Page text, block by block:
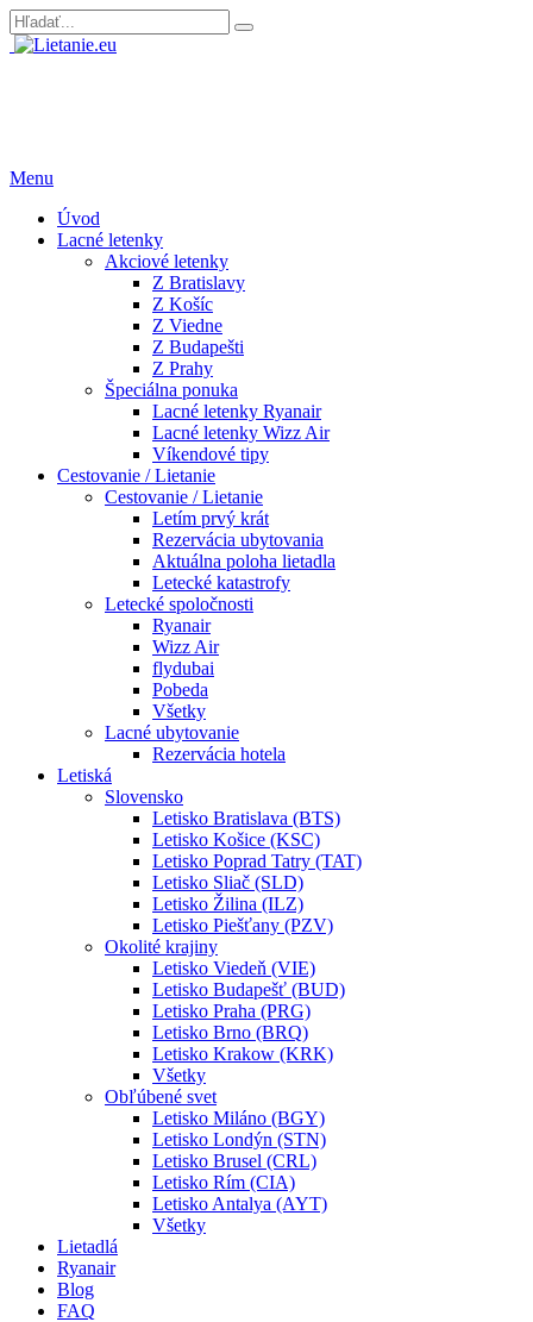
Menu
Úvod
Lacné letenky
Akciové letenky
Z Bratislavy
Z Košíc
Z Viedne
Z Budapešti
Z Prahy
Špeciálna ponuka
Lacné letenky Ryanair
Lacné letenky Wizz Air
Víkendové tipy
Cestovanie / Lietanie
Cestovanie / Lietanie
Letím prvý krát
Rezervácia ubytovania
Aktuálna poloha lietadla
Letecké katastrofy
Letecké spoločnosti
Ryanair
Wizz Air
flydubai
Pobeda
Všetky
Lacné ubytovanie
Rezervácia hotela
Letiská
Slovensko
Letisko Bratislava (BTS)
Letisko Košice (KSC)
Letisko Poprad Tatry (TAT)
Letisko Sliač (SLD)
Letisko Žilina (ILZ)
Letisko Piešťany (PZV)
Okolité krajiny
Letisko Viedeň (VIE)
Letisko Budapešť (BUD)
Letisko Praha (PRG)
Letisko Brno (BRQ)
Letisko Krakow (KRK)
Všetky
Obľúbené svet
Letisko Miláno (BGY)
Letisko Londýn (STN)
Letisko Brusel (CRL)
Letisko Rím (CIA)
Letisko Antalya (AYT)
Všetky
Lietadlá
Ryanair
Blog
FAQ